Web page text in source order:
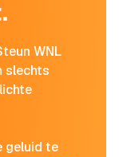
WNL
slechts
geluid te